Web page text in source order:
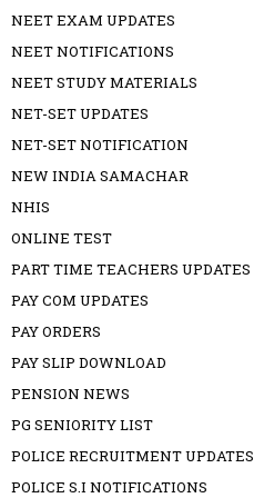
NEET EXAM UPDATES
NEET NOTIFICATIONS
NEET STUDY MATERIALS
NET-SET UPDATES
NET-SET NOTIFICATION
NEW INDIA SAMACHAR
NHIS
ONLINE TEST
PART TIME TEACHERS UPDATES
PAY COM UPDATES
PAY ORDERS
PAY SLIP DOWNLOAD
PENSION NEWS
PG SENIORITY LIST
POLICE RECRUITMENT UPDATES
POLICE S.I NOTIFICATIONS